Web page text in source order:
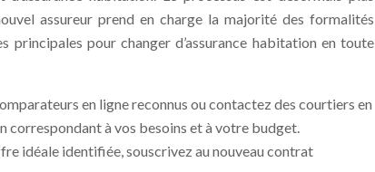
assureur prend en charge la majorité des formalités
pour changer d’assurance habitation en toute
en ligne reconnus ou contactez des courtiers en
correspondant à vos besoins et à votre budget.
idéale identifiée, souscrivez au nouveau contrat